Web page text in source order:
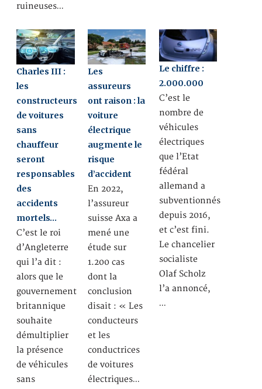
ruineuses…
Charles III :
les
constructeurs
de voitures
sans
chauffeur
seront
responsables
des
accidents
mortels…
C’est le roi
d’Angleterre
qui l’a dit :
alors que le
gouvernement
britannique
souhaite
démultiplier
la présence
de véhicules
sans
Les
assureurs
ont raison : la
voiture
électrique
augmente le
risque
d’accident
En 2022,
l’assureur
suisse Axa a
mené une
étude sur
1.200 cas
dont la
conclusion
disait : « Les
conducteurs
et les
conductrices
de voitures
électriques…
Le chiffre :
2.000.000
C’est le
nombre de
véhicules
électriques
que l’Etat
fédéral
allemand a
subventionnés
depuis 2016,
et c’est fini.
Le chancelier
socialiste
Olaf Scholz
l’a annoncé,
…